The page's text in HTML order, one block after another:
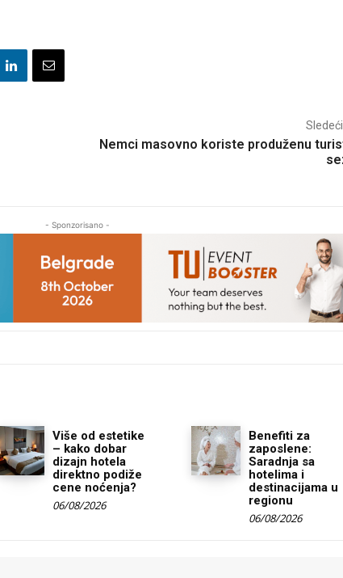
Nemci masovno koriste produženu
- Sponzorisano -
Više od estetike
– kako dobar
dizajn hotela
direktno podiže
cene noćenja?
06/08/2026
Benefiti za
zaposlene:
Saradnja sa
hotelima i
destinacijama u
regionu
06/08/2026